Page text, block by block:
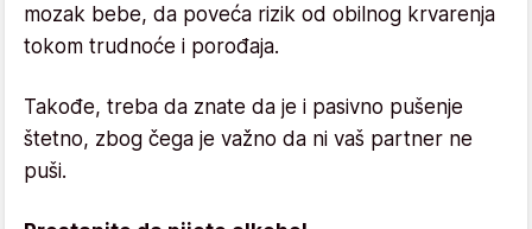
mozak bebe, da poveća rizik od obilnog krvarenja
tokom trudnoće i porođaja.
Takođe, treba da znate da je i pasivno pušenje
štetno, zbog čega je važno da ni vaš partner ne
puši.